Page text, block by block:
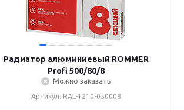
Радиатор алюминиевый ROMMER
Profi 500/80/8
Можно заказать
Артикул: RAL-1210-050008